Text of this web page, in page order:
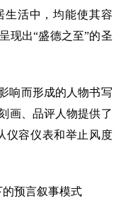
生活中，均能使其容
现出“盛德之至”的圣
而形成的人物书写
画、品评人物提供了
仪容仪表和举止风度
的预言叙事模式